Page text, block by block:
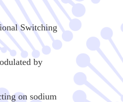
Switching
by
on sodium